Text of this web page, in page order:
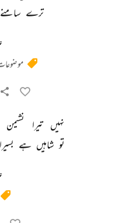
ترے سامنے
نہیں تیرا نشیمن
تو شاہیں ہے بسیرا